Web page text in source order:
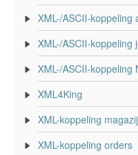
XML-/ASCII-koppeling
XML-/ASCII-koppeling
XML-/ASCII-koppeling
XML4King
XML-koppeling
XML-koppeling orders